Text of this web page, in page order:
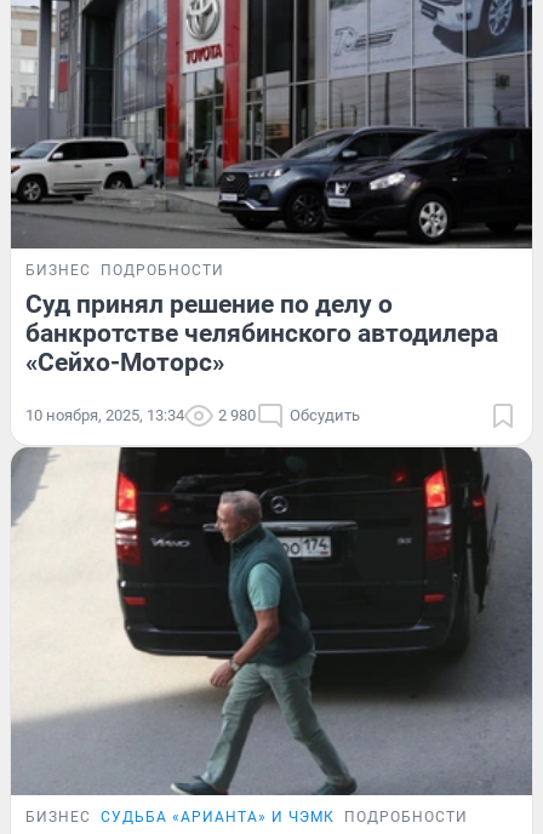
БИЗНЕС ПОДРОБНОСТИ
Суд принял решение по делу о
банкротстве челябинского автодилера
«Сейхо-Моторс»
10 ноября, 2025, 13:34 2 980 Обсудить
БИЗНЕС СУДЬБА «АРИАНТА» И ЧЭМК ПОДРОБНОСТИ